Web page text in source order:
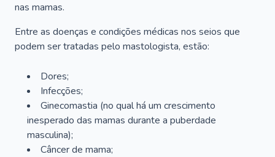
nas mamas.
Entre as doenças e condições médicas nos seios que
podem ser tratadas pelo mastologista, estão:
Dores;
Infecções;
Ginecomastia (no qual há um crescimento
inesperado das mamas durante a puberdade
masculina);
Câncer de mama;